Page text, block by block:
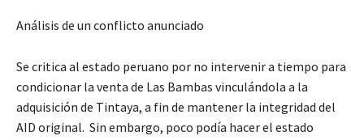
Análisis de un conflicto anunciado
Se critica al estado peruano por no intervenir a tiempo para
condicionar la venta de Las Bambas vinculándola a la
adquisición de Tintaya, a fin de mantener la integridad del
AID original. Sin embargo, poco podía hacer el estado